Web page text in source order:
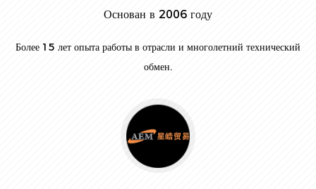
Основан в 2006 году
Более 15 лет опыта работы в отрасли и многолетний технический
обмен.